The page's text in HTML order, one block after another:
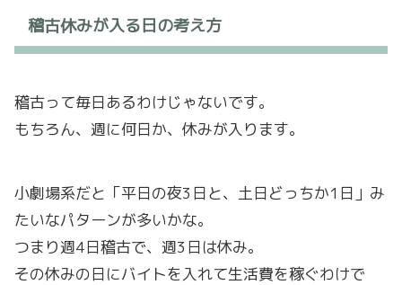
稽古休みが入る日の考え方
稽古って毎日あるわけじゃないです。
もちろん、週に何日か、休みが入ります。
小劇場系だと「平日の夜3日と、土日どっちか1日」み
たいなパターンが多いかな。
つまり週4日稽古で、週3日は休み。
その休みの日にバイトを入れて生活費を稼ぐわけで